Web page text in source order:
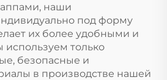
наши
под форму
их более удобными и
только
безопасные и
в производстве нашей